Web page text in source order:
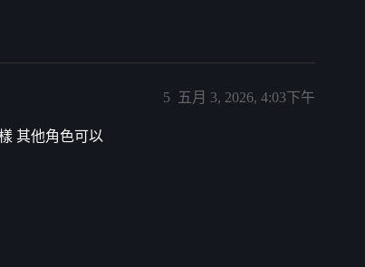
五月 3, 2026, 4:03下午
5
其他角色可以